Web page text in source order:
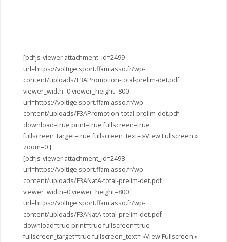
[pdfjs-viewer attachment_id=2499
url=https://voltige.sport.ffam.asso.fr/wp-
content/uploads/F3APromotion-total-prelim-det.pdf
viewer_width=0 viewer_height=800
url=https://voltige.sport.ffam.asso.fr/wp-
content/uploads/F3APromotion-total-prelim-det.pdf
download=true print=true fullscreen=true
fullscreen_target=true fullscreen_text= »View Fullscreen »
zoom=0 ]
[pdfjs-viewer attachment_id=2498
url=https://voltige.sport.ffam.asso.fr/wp-
content/uploads/F3ANatA-total-prelim-det.pdf
viewer_width=0 viewer_height=800
url=https://voltige.sport.ffam.asso.fr/wp-
content/uploads/F3ANatA-total-prelim-det.pdf
download=true print=true fullscreen=true
fullscreen_target=true fullscreen_text= »View Fullscreen »